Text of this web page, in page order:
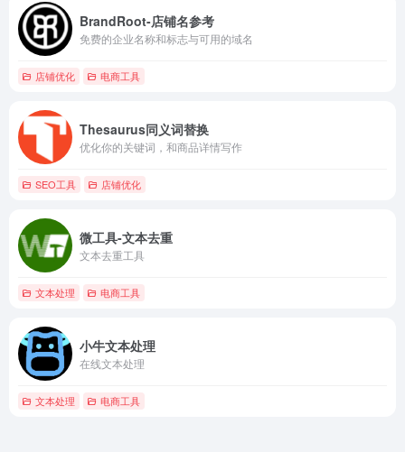
BrandRoot-店铺名参考
免费的企业名称和标志与可用的域名
店铺优化 电商工具
Thesaurus同义词替换
优化你的关键词，和商品详情写作
SEO工具 店铺优化
微工具-文本去重
文本去重工具
文本处理 电商工具
小牛文本处理
在线文本处理
文本处理 电商工具